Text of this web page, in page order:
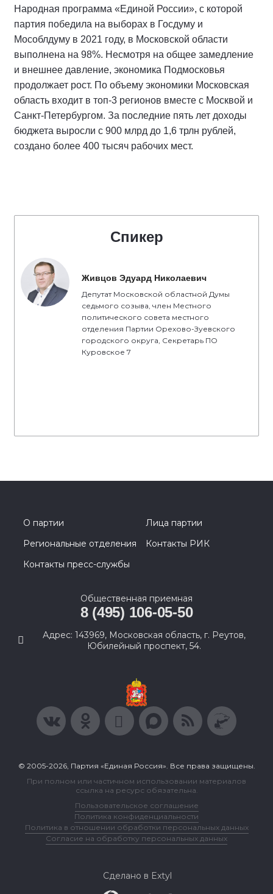
Народная программа «Единой России», с которой
партия победила на выборах в Госдуму и
Мособлдуму в 2021 году, в Московской области
выполнена на 98%. Несмотря на общее замедление
и внешнее давление, экономика Подмосковья
продолжает рост. По объему экономики Московская
область входит в топ-3 регионов вместе с Москвой и
Санкт-Петербургом. За последние пять лет доходы
бюджета выросли с 900 млрд до 1,6 трлн рублей,
создано более 400 тысяч рабочих мест.
Спикер
Живцов Эдуард Николаевич
Депутат Московской областной Думы
седьмого созыва, член Местного
политического совета местного
отделения Партии Орехово-Зуевского
городского округа, Секретарь ПО
Куровское 7
О партии
Лица партии
Региональные отделения
Контакты РИК
Контакты пресс-службы
Общественная приемная
8 (495) 106-05-50
Адрес: 143969, Московская область, г. Реутов,
Юбилейный проспект, 54.
© 2005-2026, Партия «Единая Россия». Все права защищены.
При полном или частичном использовании материалов
ссылка на ресурс обязательна.
Пользовательское соглашение
Политика конфиденциальности
Политика в отношении обработки персональных данных
Согласие на обработку персональных данных
Сделано в Extyl